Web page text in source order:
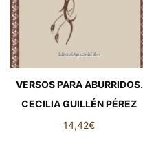
VERSOS PARA ABURRIDOS.
CECILIA GUILLÉN PÉREZ
14,42€